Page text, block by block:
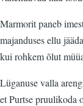
Marmorit paneb
majanduses ellu
kui rohkem õlut
Lüganuse valla
et Purtse pruulikoda